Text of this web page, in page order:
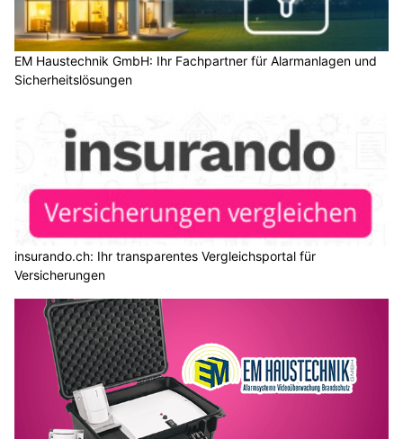
EM Haustechnik GmbH: Ihr Fachpartner für Alarmanlagen und
Sicherheitslösungen
insurando.ch: Ihr transparentes Vergleichsportal für
Versicherungen